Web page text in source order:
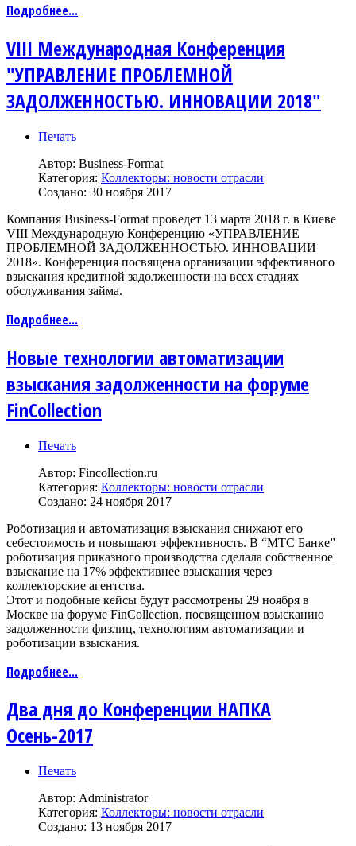
Подробнее...
VIII Международная Конференция
"УПРАВЛЕНИЕ ПРОБЛЕМНОЙ
ЗАДОЛЖЕННОСТЬЮ. ИННОВАЦИИ 2018"
Печать
Автор: Business-Format
Категория: Коллекторы: новости отрасли
Создано: 30 ноября 2017
Компания Business-Format проведет 13 марта 2018 г. в Киеве
VIII Международную Конференцию «УПРАВЛЕНИЕ
ПРОБЛЕМНОЙ ЗАДОЛЖЕННОСТЬЮ. ИННОВАЦИИ
2018». Конференция посвящена организации эффективного
взыскания кредитной задолженности на всех стадиях
обслуживания займа.
Подробнее...
Новые технологии автоматизации
взыскания задолженности на форуме
FinCollection
Печать
Автор: Fincollection.ru
Категория: Коллекторы: новости отрасли
Создано: 24 ноября 2017
Роботизация и автоматизация взыскания снижают его
себестоимость и повышают эффективность. В “МТС Банке”
роботизация приказного производства сделала собственное
взыскание на 17% эффективнее взыскания через
коллекторские агентства.
Этот и подобные кейсы будут рассмотрены 29 ноября в
Москве на форуме FinCollection, посвященном взысканию
задолженности физлиц, технологиям автоматизации и
роботизации взыскания.
Подробнее...
Два дня до Конференции НАПКА
Осень-2017
Печать
Автор: Administrator
Категория: Коллекторы: новости отрасли
Создано: 13 ноября 2017